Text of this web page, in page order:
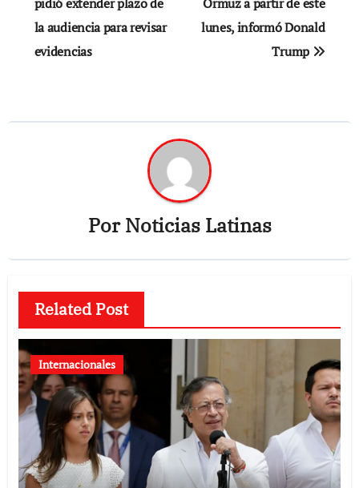
entradas
la audiencia para revisar
evidencias
lunes, informó Donald
Trump
PorNoticias Latinas
Related Post
Internacionales